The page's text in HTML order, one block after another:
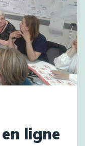
ligne